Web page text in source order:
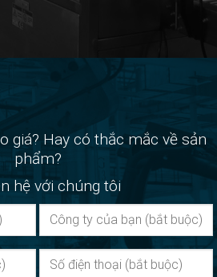
giá? Hay có thắc mắc về sản
phẩm?
hệ với chúng tôi